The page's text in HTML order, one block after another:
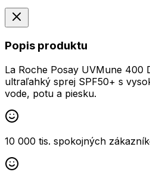
Popis produktu
La Roche Posay UVMune 400
ultraľahký sprej SPF50+ s
vode, potu a piesku.
10 000 tis. spokojných